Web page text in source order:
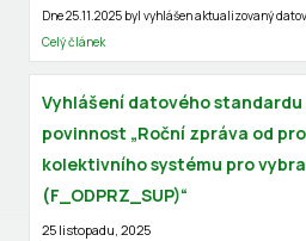
Dne 25.11.2025 byl vyhlášen aktualizovaný
Celý článek
Vyhlášení datového
povinnost „Roční zpráva od
kolektivního systému pro
(F_ODPRZ_SUP)“
25 listopadu, 2025